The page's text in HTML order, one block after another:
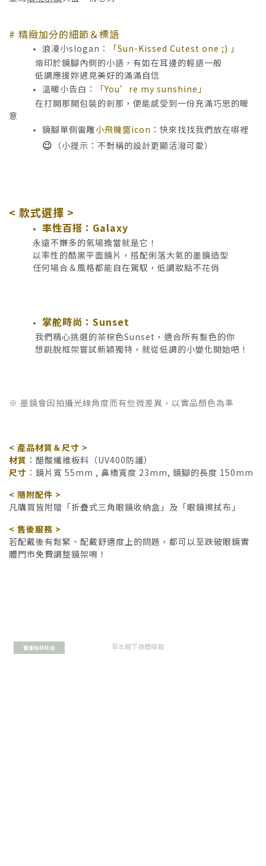
# 精緻加分的細節＆標語
浪漫小slogan：
「Sun-Kissed Cutest one ;) 」
烙印於鏡腳內側的小語，有如在耳邊的輕語一般
低調應援妳遇見美好的滿滿自信
溫暖小告白：
「You’re my sunshine」
在打開那開包裝的剎那， 便能感受到一份充滿巧思的暖
意
鏡腳單側雷雕小飛機窗icon ： 快來找找我們放在哪裡
😉 （小提示： 不對稱的設計更顯活潑可愛）
< 款式選擇 >
率性百搭：Galaxy
永遠不嫌多的氣場擔當就是它！
以率性的酷黑平面鏡片，搭配俐落大氣的墨鏡造型
任何場合＆風格都能自在駕馭， 低調妝點不花俏
掌舵時尚：Sunset
我們精心挑選的茶棕色Sunset，適合所有髮色的你
想跳脫框架嘗試新穎獨特，就從低調的小變化開始吧！
※ 墨鏡會因拍攝光線角度而有些微差異，以實品顏色為準
< 產品材質＆尺寸 >
材質 ：醋酸纖維板料（UV400防護）
尺寸 ：鏡片寬 55mm , 鼻橋寬度 23mm, 鏡腳的長度 150mm
< 隨附配件 >
凡購買皆附贈「折疊式三角眼鏡收納盒」及「眼鏡擦拭布」
< 售後服務 >
若配戴後有鬆緊、配戴舒適度上的問題，都可以至跌破眼鏡實
體門市免費調整鏡架唷！
獨家除味科技